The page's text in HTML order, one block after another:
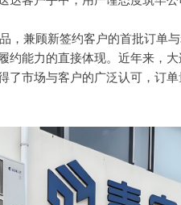
顾新签约客户的首批订单与
能力的直接体现。近年来，
市场与客户的广泛认可，订